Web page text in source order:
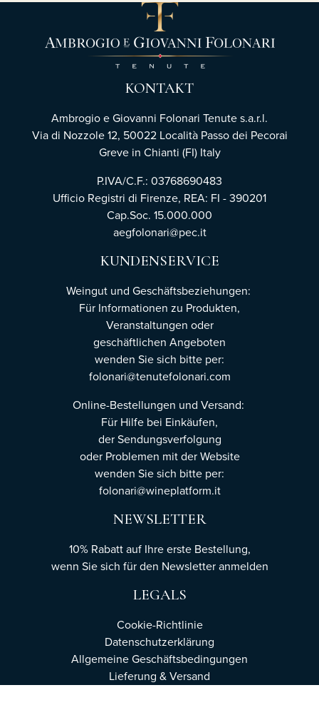
KONTAKT
Ambrogio e Giovanni Folonari Tenute s.a.r.l.
Via di Nozzole 12, 50022 Località Passo dei Pecorai
Greve in Chianti (FI) Italy
P.IVA/C.F.: 03768690483
Ufficio Registri di Firenze, REA: FI - 390201
Cap.Soc. 15.000.000
aegfolonari@pec.it
KUNDENSERVICE
Weingut und Geschäftsbeziehungen:
Für Informationen zu Produkten,
Veranstaltungen oder
geschäftlichen Angeboten
wenden Sie sich bitte per:
folonari@tenutefolonari.com
Online-Bestellungen und Versand:
Für Hilfe bei Einkäufen,
der Sendungsverfolgung
oder Problemen mit der Website
wenden Sie sich bitte per:
folonari@wineplatform.it
NEWSLETTER
10% Rabatt auf Ihre erste Bestellung,
wenn Sie sich für den Newsletteranmelden
LEGALS
Cookie-Richtlinie
Datenschutzerklärung
Allgemeine Geschäftsbedingungen
Lieferung & Versand